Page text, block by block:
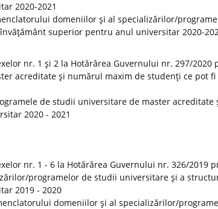
2020-2021
domeniilor şi al specializărilor/
superior pentru anul universitar 2020-
nr. 1 şi 2 la Hotărârea Guvernului nr. 297/2020
acreditate şi numărul maxim de studenţi ce pot
de studii universitare de master acreditate
2020 - 2021
nr. 1 - 6 la Hotărârea Guvernului nr. 326/2019
programelor de studii universitare şi a
2019 - 2020
domeniilor şi al specializărilor/